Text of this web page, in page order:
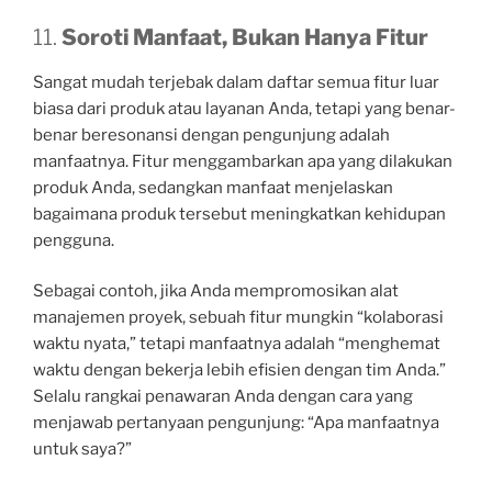
11. Soroti Manfaat, Bukan Hanya Fitur
Sangat mudah terjebak dalam daftar semua fitur luar
biasa dari produk atau layanan Anda, tetapi yang benar-
benar beresonansi dengan pengunjung adalah
manfaatnya. Fitur menggambarkan apa yang dilakukan
produk Anda, sedangkan manfaat menjelaskan
bagaimana produk tersebut meningkatkan kehidupan
pengguna.
Sebagai contoh, jika Anda mempromosikan alat
manajemen proyek, sebuah fitur mungkin “kolaborasi
waktu nyata,” tetapi manfaatnya adalah “menghemat
waktu dengan bekerja lebih efisien dengan tim Anda.”
Selalu rangkai penawaran Anda dengan cara yang
menjawab pertanyaan pengunjung: “Apa manfaatnya
untuk saya?”